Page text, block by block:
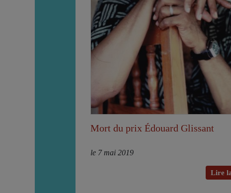
Mort du prix Édouard Glissant
le 7 mai 2019
Lire